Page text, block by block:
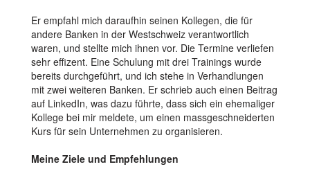
Er empfahl mich daraufhin seinen Kollegen, die für
andere Banken in der Westschweiz verantwortlich
waren, und stellte mich ihnen vor. Die Termine verliefen
sehr effizent. Eine Schulung mit drei Trainings wurde
bereits durchgeführt, und ich stehe in Verhandlungen
mit zwei weiteren Banken. Er schrieb auch einen Beitrag
auf LinkedIn, was dazu führte, dass sich ein ehemaliger
Kollege bei mir meldete, um einen massgeschneiderten
Kurs für sein Unternehmen zu organisieren.
Meine Ziele und Empfehlungen